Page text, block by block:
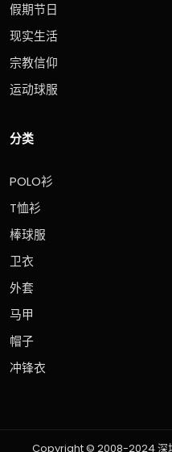
假期节日
现实生活
宗教信仰
运动球服
分类
POLO衫
T恤衫
棒球服
卫衣
外套
马甲
帽子
冲锋衣
Copyright © 2008-2024 深